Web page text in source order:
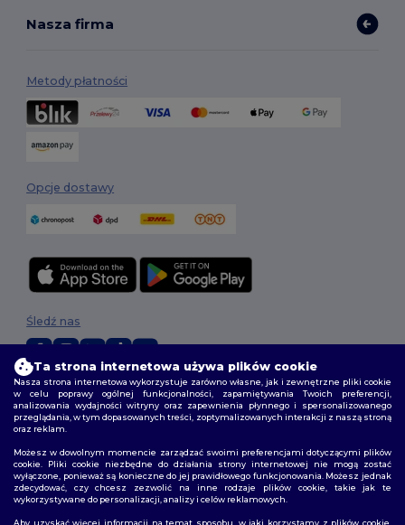
Nasza firma
Metody płatności
Opcje dostawy
2026. Wszelkie prawa zastrzeżone
Warunki i Zasady|Polityka niestandardowa| polityka prywatności|
Polityka plików cookie|Mapa strony
Śledź nas
Ta strona internetowa używa plików cookie
Nasza strona internetowa wykorzystuje zarówno własne, jak i zewnętrzne pliki cookie
w celu poprawy ogólnej funkcjonalności, zapamiętywania Twoich preferencji,
analizowania wydajności witryny oraz zapewnienia płynnego i spersonalizowanego
przeglądania, w tym dopasowanych treści, zoptymalizowanych interakcji z naszą stroną
oraz reklam.
Możesz w dowolnym momencie zarządzać swoimi preferencjami dotyczącymi plików
cookie. Pliki cookie niezbędne do działania strony internetowej nie mogą zostać
wyłączone, ponieważ są konieczne do jej prawidłowego funkcjonowania. Możesz jednak
zdecydować, czy chcesz zezwolić na inne rodzaje plików cookie, takie jak te
wykorzystywane do personalizacji, analizy i celów reklamowych.
Aby uzyskać więcej informacji na temat sposobu, w jaki korzystamy z plików cookie,